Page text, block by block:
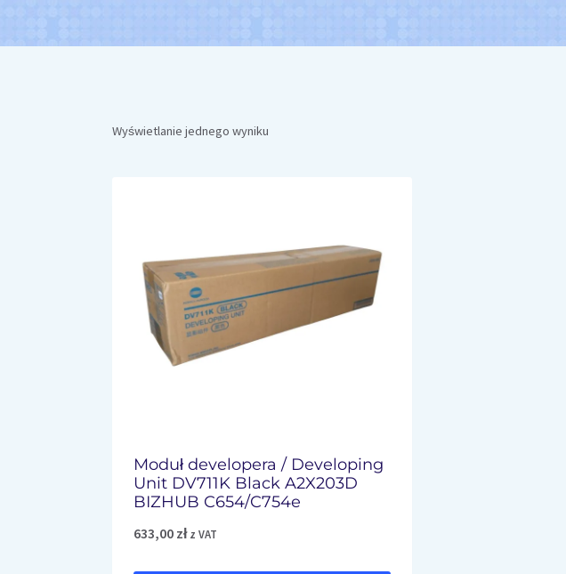
Wyświetlanie jednego wyniku
Moduł developera / Developing
Unit DV711K Black A2X203D
BIZHUB C654/C754e
633,00 zł z VAT